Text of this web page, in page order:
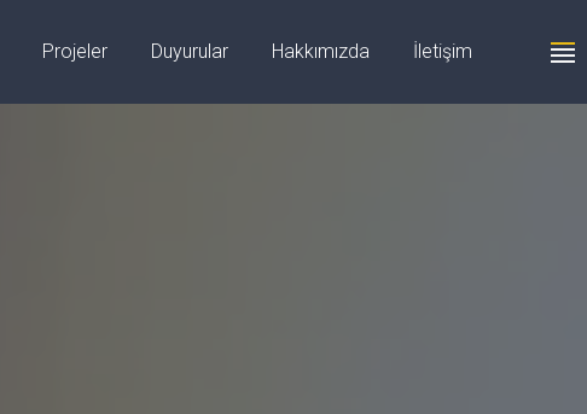
Projeler Duyurular Hakkımızda İletişim